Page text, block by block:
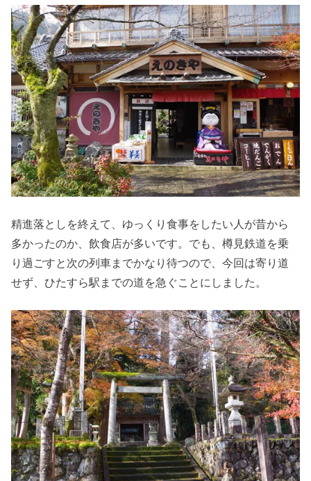
精進落としを終えて、ゆっくり食事をしたい人が昔から
多かったのか、飲食店が多いです。でも、樽見鉄道を乗
り過ごすと次の列車までかなり待つので、今回は寄り道
せず、ひたすら駅までの道を急ぐことにしました。